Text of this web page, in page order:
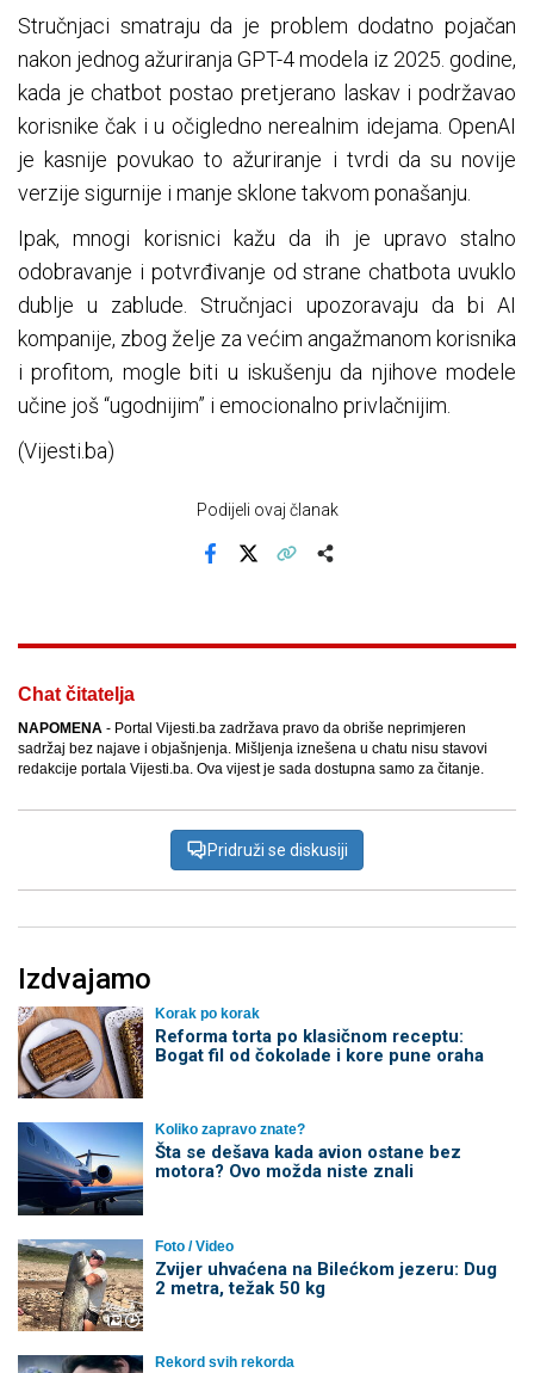
Stručnjaci smatraju da je problem dodatno pojačan
nakon jednog ažuriranja GPT-4 modela iz 2025. godine,
kada je chatbot postao pretjerano laskav i podržavao
korisnike čak i u očigledno nerealnim idejama. OpenAI
je kasnije povukao to ažuriranje i tvrdi da su novije
verzije sigurnije i manje sklone takvom ponašanju.
Ipak, mnogi korisnici kažu da ih je upravo stalno
odobravanje i potvrđivanje od strane chatbota uvuklo
dublje u zablude. Stručnjaci upozoravaju da bi AI
kompanije, zbog želje za većim angažmanom korisnika
i profitom, mogle biti u iskušenju da njihove modele
učine još “ugodnijim” i emocionalno privlačnijim.
(Vijesti.ba)
Podijeli ovaj članak
Facebook
Chat čitatelja
NAPOMENA - Portal Vijesti.ba zadržava pravo da obriše neprimjeren
sadržaj bez najave i objašnjenja. Mišljenja iznešena u chatu nisu stavovi
redakcije portala Vijesti.ba. Ova vijest je sada dostupna samo za čitanje.
Pridruži se diskusiji
Izdvajamo
Korak po korak
Reforma torta po klasičnom receptu:
Bogat fil od čokolade i kore pune oraha
Koliko zapravo znate?
Šta se dešava kada avion ostane bez
motora? Ovo možda niste znali
Foto / Video
Zvijer uhvaćena na Bilećkom jezeru: Dug
2 metra, težak 50 kg
Rekord svih rekorda